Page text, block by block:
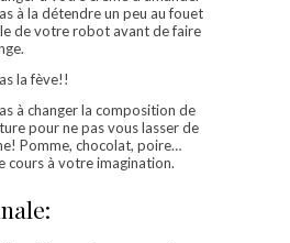
à la détendre un peu au fouet
de votre robot avant de faire
la fève!!
à changer la composition de
pour ne pas vous lasser de
Pomme, chocolat, poire…
cours à votre imagination.